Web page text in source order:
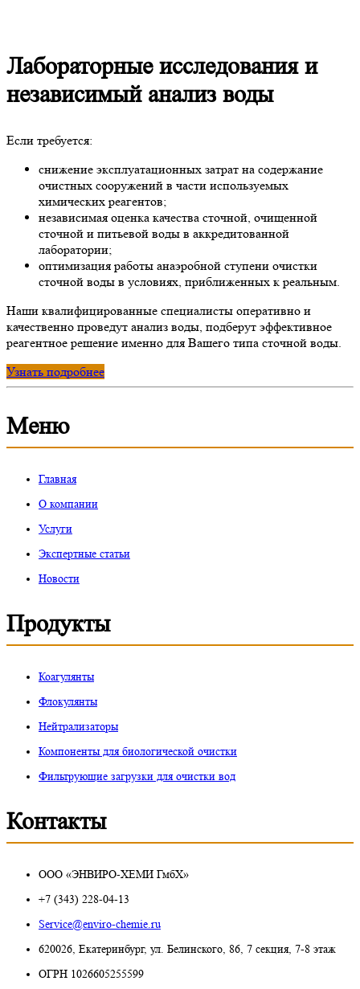
Лабораторные исследования и
независимый анализ воды
Если требуется:
снижение эксплуатационных затрат на содержание
очистных сооружений в части используемых
химических реагентов;
независимая оценка качества сточной, очищенной
сточной и питьевой воды в аккредитованной
лаборатории;
оптимизация работы анаэробной ступени очистки
сточной воды в условиях, приближенных к реальным.
Наши квалифицированные специалисты оперативно и
качественно проведут анализ воды, подберут эффективное
реагентное решение именно для Вашего типа сточной воды.
Узнать подробнее
Меню
Главная
О компании
Услуги
Экспертные статьи
Новости
Продукты
Коагулянты
Флокулянты
Нейтрализаторы
Компоненты для биологической очистки
Фильтрующие загрузки для очистки вод
Контакты
ООО «ЭНВИРО-ХЕМИ ГмбХ»
+7 (343) 228-04-13
Service@enviro-chemie.ru
620026, Екатеринбург, ул. Белинского, 86, 7 секция, 7-8 этаж
ОГРН 1026605255599